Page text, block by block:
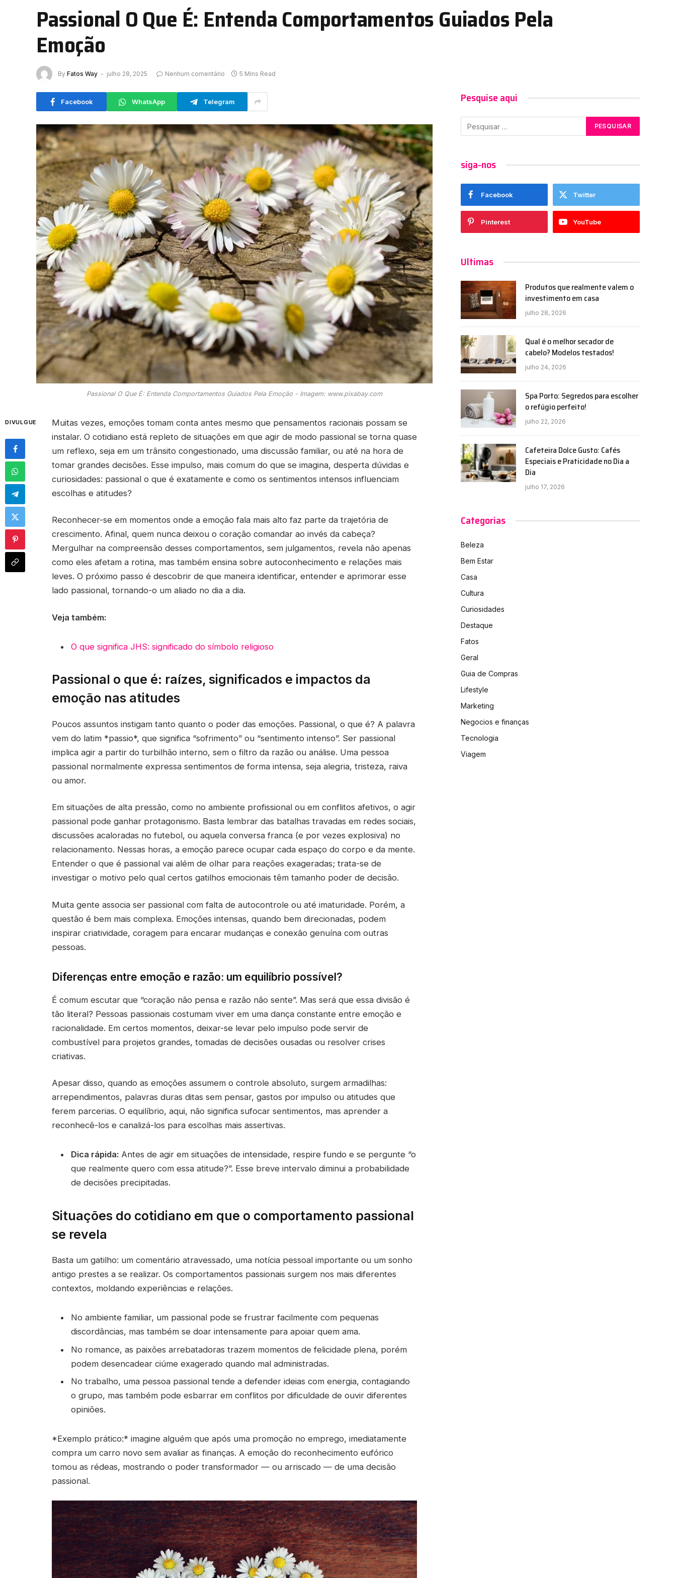
Passional O Que É: Entenda Comportamentos Guiados Pela
Emoção
By Fatos Way julho 28, 2025 Nenhum comentário 5 Mins Read
Facebook WhatsApp Telegram
Passional O Que É: Entenda Comportamentos Guiados Pela Emoção - Imagem: www.pixabay.com
DIVULGUE
Muitas vezes, emoções tomam conta antes mesmo que pensamentos racionais possam se
instalar. O cotidiano está repleto de situações em que agir de modo passional se torna quase
um reflexo, seja em um trânsito congestionado, uma discussão familiar, ou até na hora de
tomar grandes decisões. Esse impulso, mais comum do que se imagina, desperta dúvidas e
curiosidades: passional o que é exatamente e como os sentimentos intensos influenciam
escolhas e atitudes?
Reconhecer-se em momentos onde a emoção fala mais alto faz parte da trajetória de
crescimento. Afinal, quem nunca deixou o coração comandar ao invés da cabeça?
Mergulhar na compreensão desses comportamentos, sem julgamentos, revela não apenas
como eles afetam a rotina, mas também ensina sobre autoconhecimento e relações mais
leves. O próximo passo é descobrir de que maneira identificar, entender e aprimorar esse
lado passional, tornando-o um aliado no dia a dia.
Veja também:
O que significa JHS: significado do símbolo religioso
Passional o que é: raízes, significados e impactos da
emoção nas atitudes
Poucos assuntos instigam tanto quanto o poder das emoções. Passional, o que é? A palavra
vem do latim *passio*, que significa “sofrimento” ou “sentimento intenso”. Ser passional
implica agir a partir do turbilhão interno, sem o filtro da razão ou análise. Uma pessoa
passional normalmente expressa sentimentos de forma intensa, seja alegria, tristeza, raiva
ou amor.
Em situações de alta pressão, como no ambiente profissional ou em conflitos afetivos, o agir
passional pode ganhar protagonismo. Basta lembrar das batalhas travadas em redes sociais,
discussões acaloradas no futebol, ou aquela conversa franca (e por vezes explosiva) no
relacionamento. Nessas horas, a emoção parece ocupar cada espaço do corpo e da mente.
Entender o que é passional vai além de olhar para reações exageradas; trata-se de
investigar o motivo pelo qual certos gatilhos emocionais têm tamanho poder de decisão.
Muita gente associa ser passional com falta de autocontrole ou até imaturidade. Porém, a
questão é bem mais complexa. Emoções intensas, quando bem direcionadas, podem
inspirar criatividade, coragem para encarar mudanças e conexão genuína com outras
pessoas.
Diferenças entre emoção e razão: um equilíbrio possível?
É comum escutar que “coração não pensa e razão não sente”. Mas será que essa divisão é
tão literal? Pessoas passionais costumam viver em uma dança constante entre emoção e
racionalidade. Em certos momentos, deixar-se levar pelo impulso pode servir de
combustível para projetos grandes, tomadas de decisões ousadas ou resolver crises
criativas.
Apesar disso, quando as emoções assumem o controle absoluto, surgem armadilhas:
arrependimentos, palavras duras ditas sem pensar, gastos por impulso ou atitudes que
ferem parcerias. O equilíbrio, aqui, não significa sufocar sentimentos, mas aprender a
reconhecê-los e canalizá-los para escolhas mais assertivas.
Dica rápida: Antes de agir em situações de intensidade, respire fundo e se pergunte “o
que realmente quero com essa atitude?”. Esse breve intervalo diminui a probabilidade
de decisões precipitadas.
Situações do cotidiano em que o comportamento passional
se revela
Basta um gatilho: um comentário atravessado, uma notícia pessoal importante ou um sonho
antigo prestes a se realizar. Os comportamentos passionais surgem nos mais diferentes
contextos, moldando experiências e relações.
No ambiente familiar, um passional pode se frustrar facilmente com pequenas
discordâncias, mas também se doar intensamente para apoiar quem ama.
No romance, as paixões arrebatadoras trazem momentos de felicidade plena, porém
podem desencadear ciúme exagerado quando mal administradas.
No trabalho, uma pessoa passional tende a defender ideias com energia, contagiando
o grupo, mas também pode esbarrar em conflitos por dificuldade de ouvir diferentes
opiniões.
*Exemplo prático:* imagine alguém que após uma promoção no emprego, imediatamente
compra um carro novo sem avaliar as finanças. A emoção do reconhecimento eufórico
tomou as rédeas, mostrando o poder transformador — ou arriscado — de uma decisão
passional.
Pesquise aqui
siga-nos
Facebook Twitter
Pinterest YouTube
Ultimas
Produtos que realmente valem o
investimento em casa
julho 28, 2026
Qual é o melhor secador de
cabelo? Modelos testados!
julho 24, 2026
Spa Porto: Segredos para escolher
o refúgio perfeito!
julho 22, 2026
Cafeteira Dolce Gusto: Cafés
Especiais e Praticidade no Dia a
Dia
julho 17, 2026
Categorias
Beleza
Bem Estar
Casa
Cultura
Curiosidades
Destaque
Fatos
Geral
Guia de Compras
Lifestyle
Marketing
Negocios e finanças
Tecnologia
Viagem